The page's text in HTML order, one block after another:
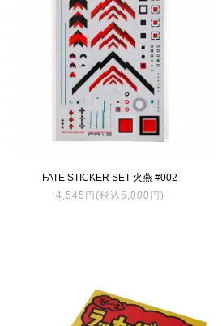
FATE STICKER SET 火燕 #002
4,545円(税込5,000円)